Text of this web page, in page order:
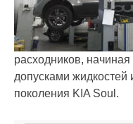
расходников,
допусками
поколения KIA Soul.